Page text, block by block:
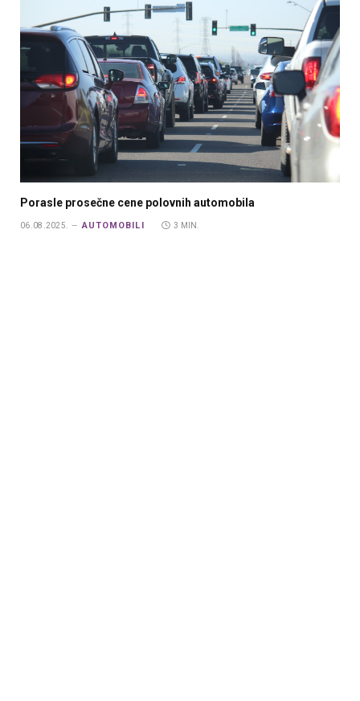
Porasle prosečne cene polovnih automobila
06.08.2025. AUTOMOBILI 3 MIN.